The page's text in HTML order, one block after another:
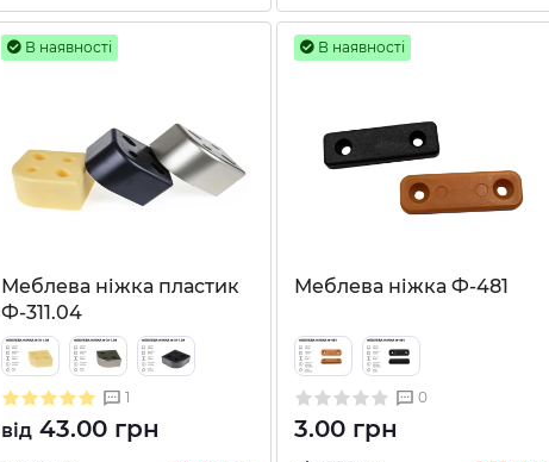
В наявності
Меблева ніжка пластик
Ф-311.04
1
від 43.00 грн
В наявності
Меблева ніжка Ф-481
0
3.00 грн